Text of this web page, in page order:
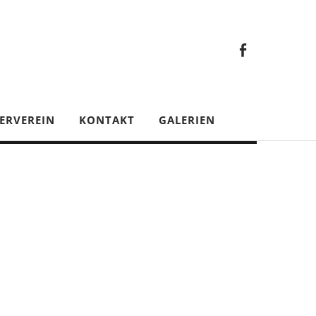
KONTAKT GALERIEN